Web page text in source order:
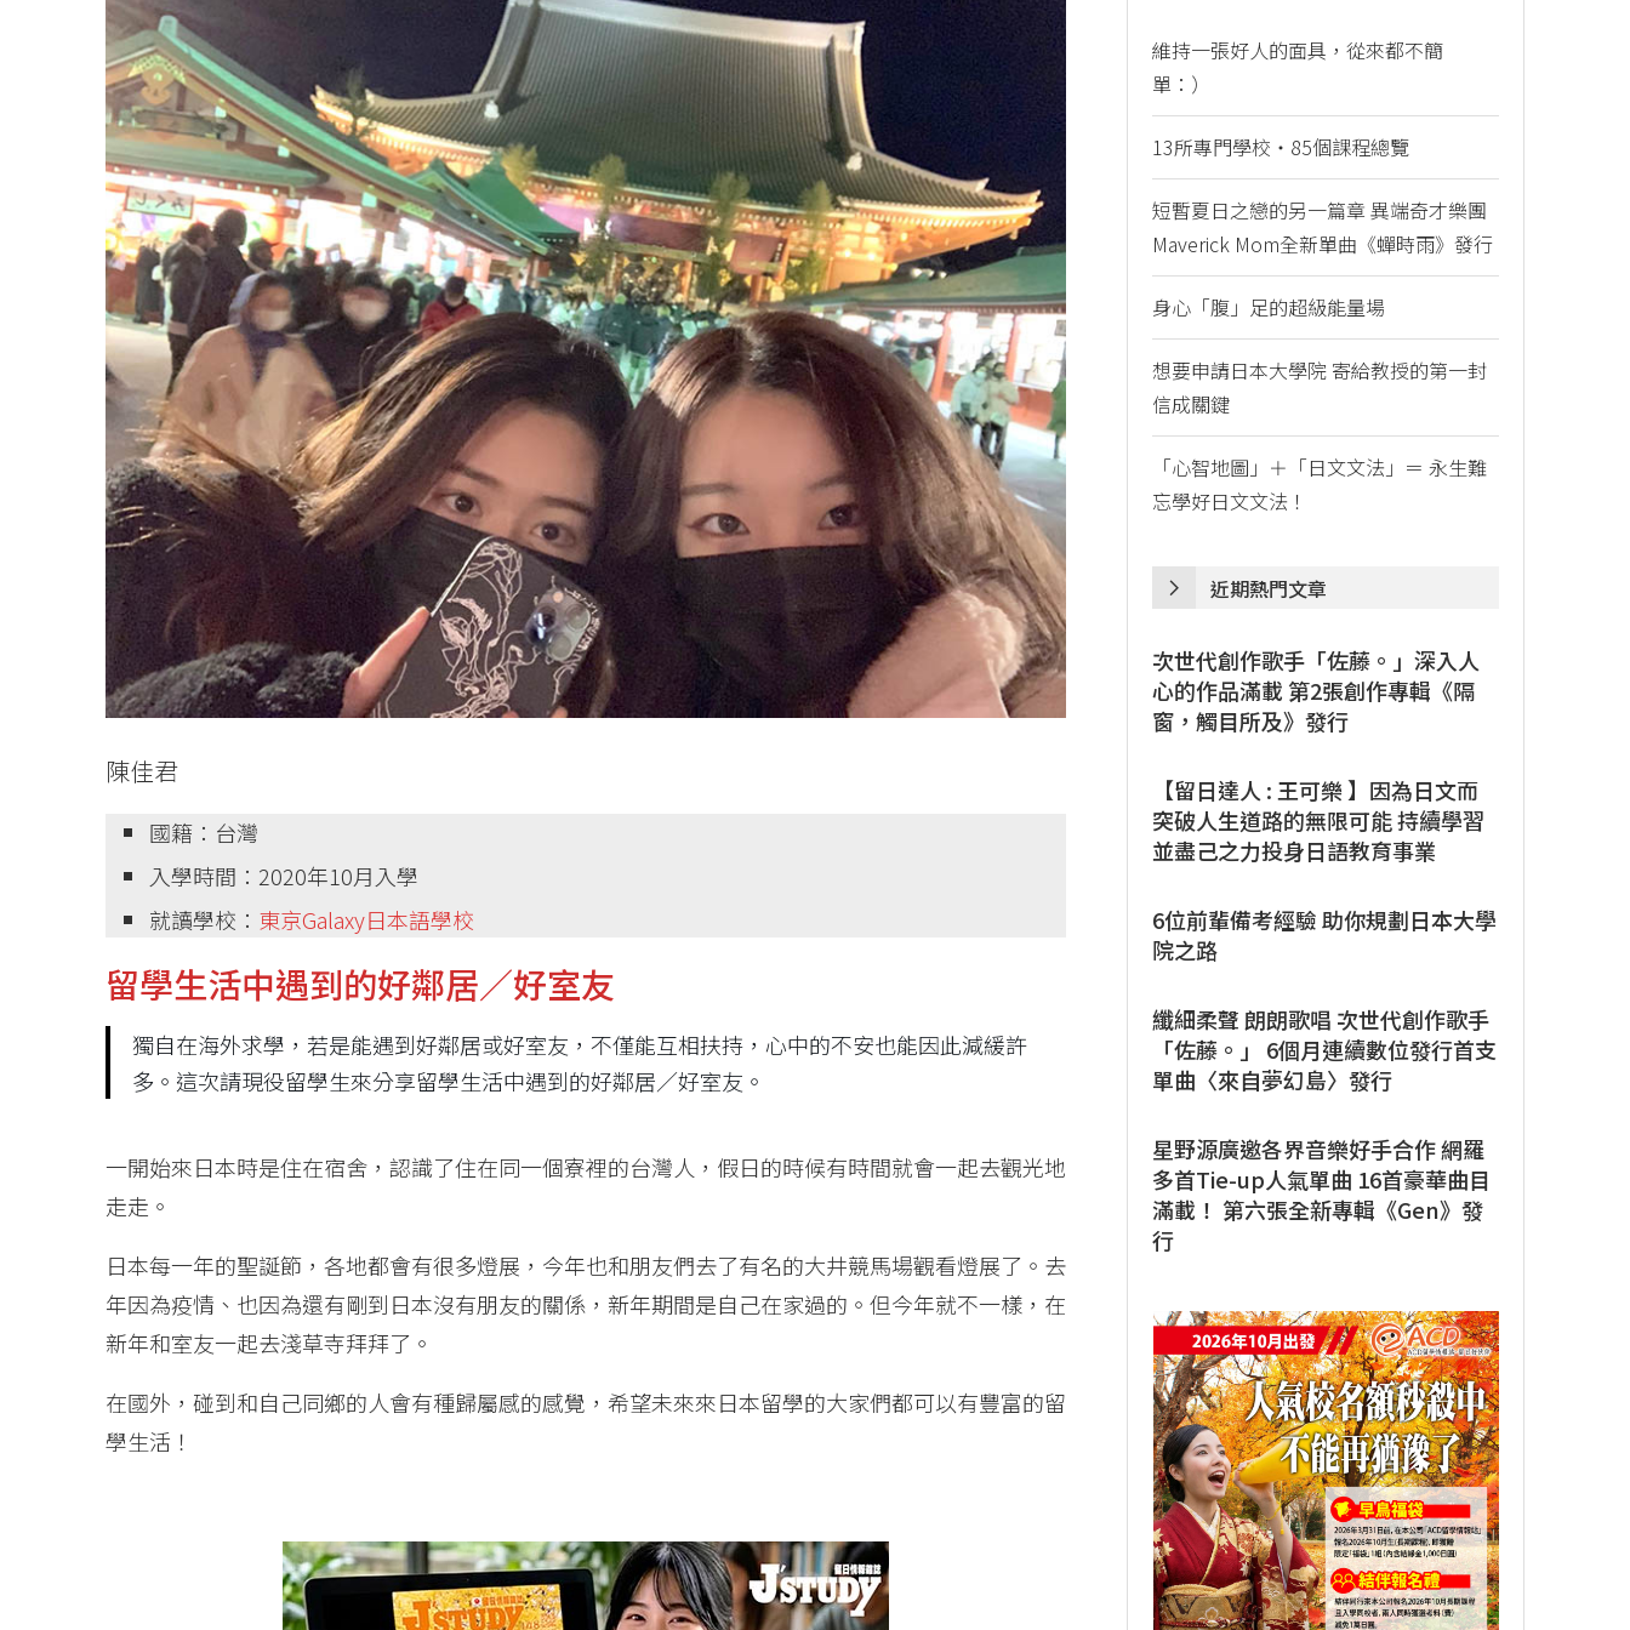
陳佳君
國籍：台灣
入學時間：2020年10月入學
就讀學校： 東京Galaxy日本語學校
留學生活中遇到的好鄰居／好室友
獨自在海外求學，若是能遇到好鄰居或好室友，不僅能互相扶持，心中的不安也能因此減緩許
多。這次請現役留學生來分享留學生活中遇到的好鄰居／好室友。
一開始來日本時是住在宿舍，認識了住在同一個寮裡的台灣人，假日的時候有時間就會一起去觀光地
走走。
日本每一年的聖誕節，各地都會有很多燈展，今年也和朋友們去了有名的大井競馬場觀看燈展了。去
年因為疫情、也因為還有剛到日本沒有朋友的關係，新年期間是自己在家過的。但今年就不一樣，在
新年和室友一起去淺草寺拜拜了。
在國外，碰到和自己同鄉的人會有種歸屬感的感覺，希望未來來日本留學的大家們都可以有豐富的留
學生活！
維持一張好人的面具，從來都不簡
單：）
13所專門學校・85個課程總覽
短暫夏日之戀的另一篇章 異端奇才樂團
Maverick Mom全新單曲《蟬時雨》發行
身心「腹」足的超級能量場
想要申請日本大學院 寄給教授的第一封
信成關鍵
「心智地圖」＋「日文文法」＝ 永生難
忘學好日文文法！
近期熱門文章
次世代創作歌手「佐藤。」深入人
心的作品滿載 第2張創作專輯《隔
窗，觸目所及》發行
【留日達人 : 王可樂 】因為日文而
突破人生道路的無限可能 持續學習
並盡己之力投身日語教育事業
6位前輩備考經驗 助你規劃日本大學
院之路
纖細柔聲 朗朗歌唱 次世代創作歌手
「佐藤。」 6個月連續數位發行首支
單曲〈來自夢幻島〉發行
星野源廣邀各界音樂好手合作 網羅
多首Tie-up人氣單曲 16首豪華曲目
滿載！ 第六張全新專輯《Gen》發
行